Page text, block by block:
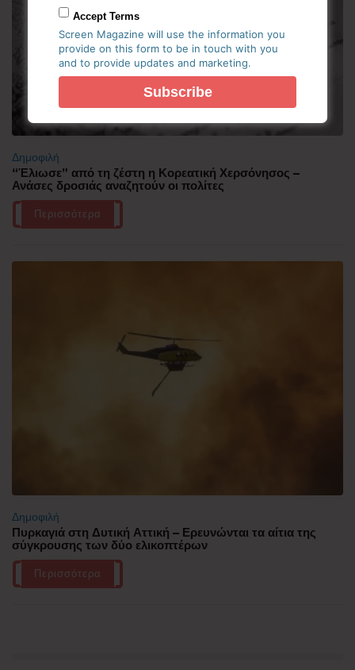
Δημοφιλή
“Έλιωσε” από τη ζέστη η Κορεατική Χερσόνησος –
Ανάσες δροσιάς αναζητούν οι πολίτες
Περισσότερα
Δημοφιλή
Πυρκαγιά στη Δυτική Αττική – Ερευνώνται τα αίτια της
σύγκρουσης των δύο ελικοπτέρων
Περισσότερα
Accept Terms
Screen Magazine will use the information you
provide on this form to be in touch with you
and to provide updates and marketing.